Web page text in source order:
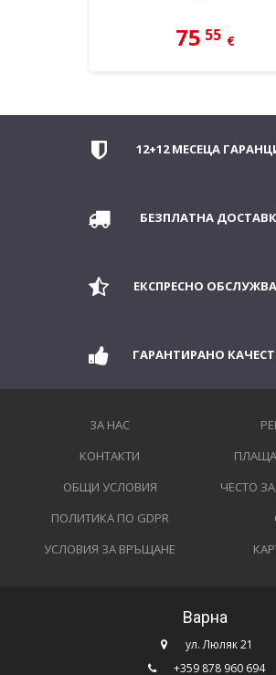
7555 €
12+12 МЕСЕЦА
БЕЗПЛАТНА
ЕКСПРЕСНО
ГАРАНТИРАНО
ЗА НАС
КОНТАКТИ
ОБЩИ УСЛОВИЯ
ПОЛИТИКА ПО GDPR
УСЛОВИЯ ЗА ВРЪЩАНЕ
ЧЕСТО
Варна
ул. Люляк 21
+359 878 960 694